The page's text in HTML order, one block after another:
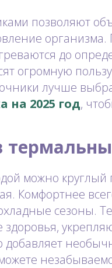
позволяют
до
огромную
лучше
на 2025 год,
можно круглый
Комфортнее
сезоны.
добавляет